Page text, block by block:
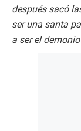
después sacó
ser una santa
a ser el